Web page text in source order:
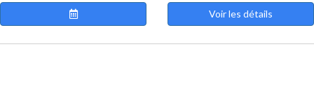
Voir les détails